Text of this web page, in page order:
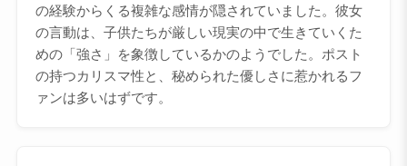
の経験からくる複雑な感情が隠されていました。彼女
の言動は、子供たちが厳しい現実の中で生きていくた
めの「強さ」を象徴しているかのようでした。ポスト
の持つカリスマ性と、秘められた優しさに惹かれるフ
ァンは多いはずです。